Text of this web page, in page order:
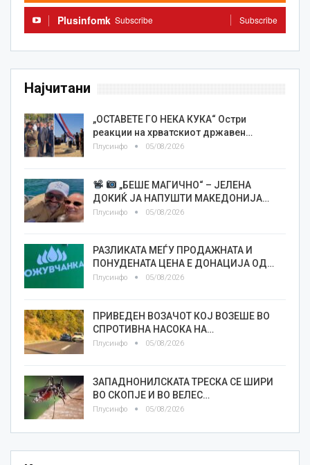
Plusinfomk Subscribe Subscribe
Најчитани
„ОСТАВЕТЕ ГО НЕКА КУКА“ Остри
реакции на хрватскиот државен…
Плусинфо 05/08/2026
„БЕШЕ МАГИЧНО“ – ЈЕЛЕНА
ДОКИЌ ЈА НАПУШТИ МАКЕДОНИЈА…
Плусинфо 05/08/2026
РАЗЛИКАТА МЕЃУ ПРОДАЖНАТА И
ПОНУДЕНАТА ЦЕНА Е ДОНАЦИЈА ОД…
Плусинфо 05/08/2026
ПРИВЕДЕН ВОЗАЧОТ КОЈ ВОЗЕШЕ ВО
СПРОТИВНА НАСОКА НА…
Плусинфо 05/08/2026
ЗАПАДНОНИЛСКАТА ТРЕСКА СЕ ШИРИ
ВО СКОПЈЕ И ВО ВЕЛЕС…
Плусинфо 05/08/2026